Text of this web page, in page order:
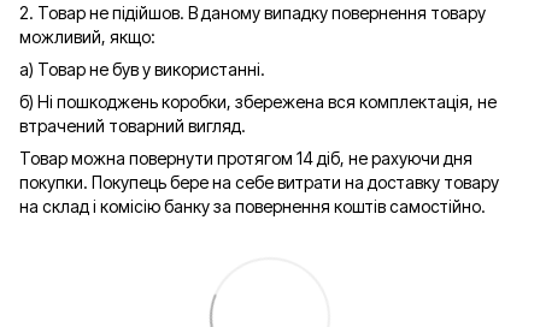
2. Товар не підійшов. В даному випадку повернення товару
можливий, якщо:
а) Товар не був у використанні.
б) Ні пошкоджень коробки, збережена вся комплектація, не
втрачений товарний вигляд.
Товар можна повернути протягом 14 діб, не рахуючи дня
покупки. Покупець бере на себе витрати на доставку товару
на склад і комісію банку за повернення коштів самостійно.